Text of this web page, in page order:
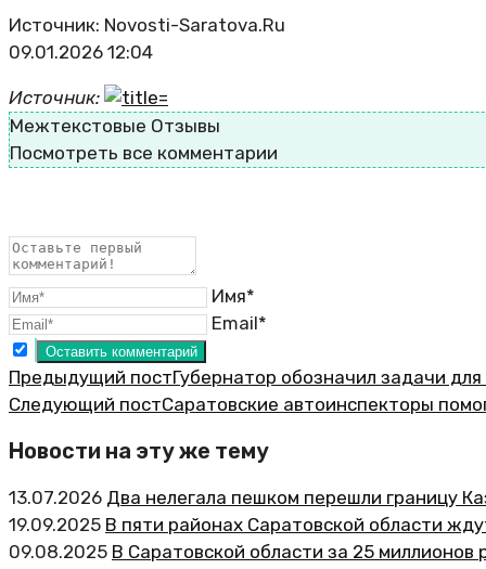
Источник: Novosti-Saratova.Ru
09.01.2026 12:04
Источник:
Межтекстовые Отзывы
Посмотреть все комментарии
Имя*
Email*
Предыдущий постГубернатор обозначил задачи
Следующий постСаратовские автоинспекторы
Новости на эту же тему
13.07.2026 Два нелегала пешком перешли границу
19.09.2025 В пяти районах Саратовской области
09.08.2025 В Саратовской области за 25